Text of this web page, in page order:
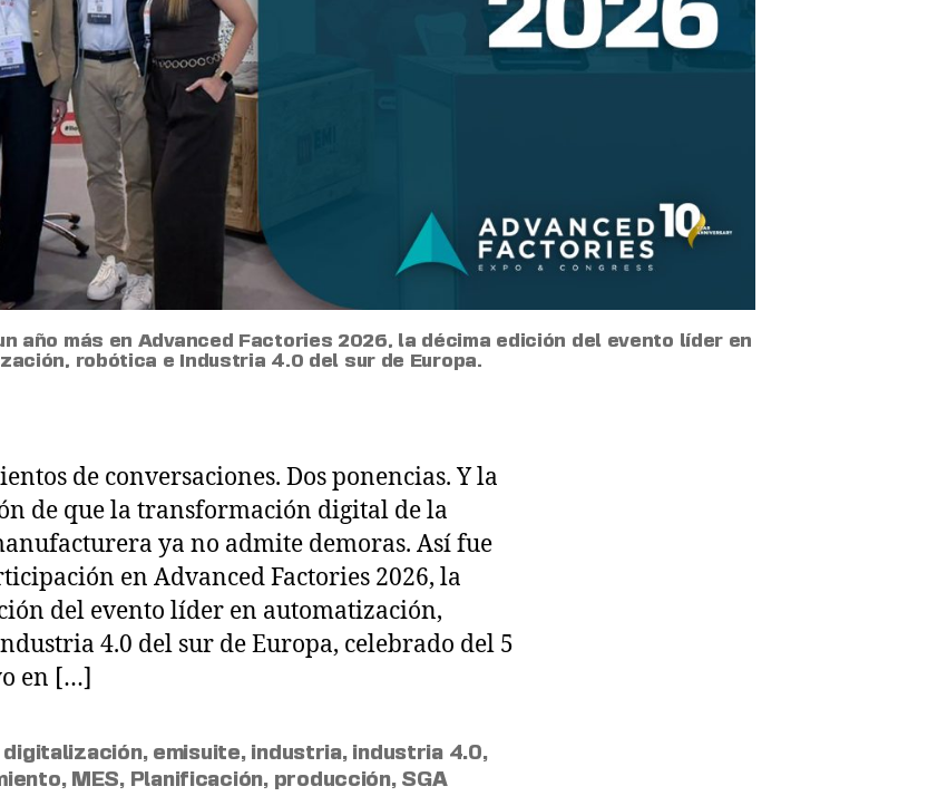
año más en Advanced Factories 2026, la décima edición del evento líder en
robótica e Industria 4.0 del sur de Europa.
de conversaciones. Dos ponencias. Y la
de que la transformación digital de la
ya no admite demoras. Así fue
en Advanced Factories 2026, la
del evento líder en automatización,
4.0 del sur de Europa, celebrado del 5
en […]
digitalización, emisuite, industria, industria 4.0,
, MES, Planificación, producción, SGA